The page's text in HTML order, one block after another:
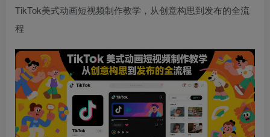
TikTok美式动画短视频制作教学，从创意构思到发布的全流
程